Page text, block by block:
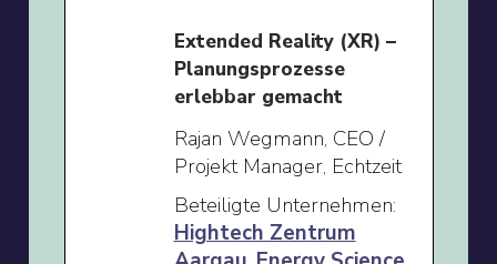
Extended Reality (XR) –
Planungsprozesse
erlebbar gemacht
Rajan Wegmann, CEO /
Projekt Manager, Echtzeit
Beteiligte Unternehmen:
Hightech Zentrum